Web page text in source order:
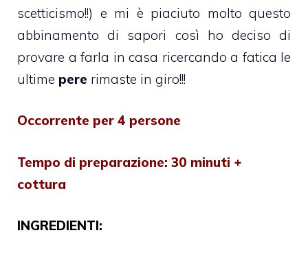
scetticismo!!) e mi è piaciuto molto questo
abbinamento di sapori così ho deciso di
provare a farla in casa ricercando a fatica le
ultime pere rimaste in giro!!!
Occorrente per 4 persone
Tempo di preparazione: 30 minuti +
cottura
INGREDIENTI: